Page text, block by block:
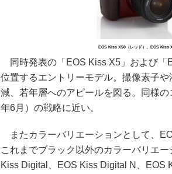
EOS Kiss X50（レッド）、EOS Kiss
同時発表の「EOS Kiss X5」および「
位置するエントリーモデル。撮像素子
減、若年層へのアピールを図る。同様
年6月）の戦略に近い。
またカラーバリエーションとして、
これまでブラック以外のカラーバリエ
Kiss Digital、EOS Kiss Digital N、EOS